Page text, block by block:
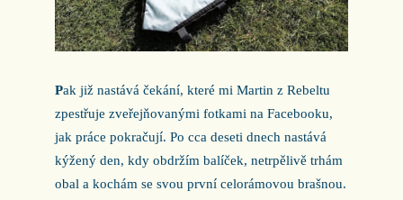
Pak již nastává čekání, které mi Martin z Rebeltu
zpestřuje zveřejňovanými fotkami na Facebooku,
jak práce pokračují. Po cca deseti dnech nastává
kýžený den, kdy obdržím balíček, netrpělivě trhám
obal a kochám se svou první celorámovou brašnou.